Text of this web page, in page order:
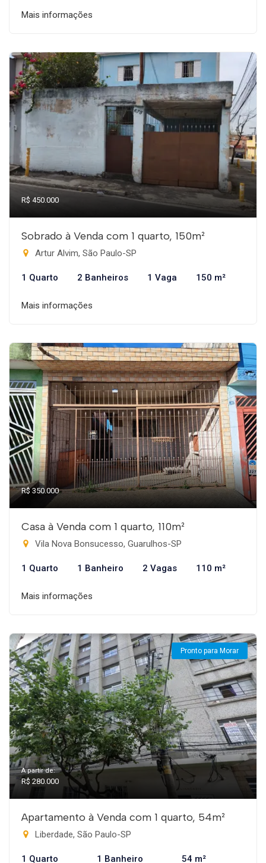
Mais informações
R$ 450.000
Sobrado à Venda com 1 quarto, 150m²
Artur Alvim, São Paulo-SP
1 Quarto 2 Banheiros 1 Vaga 150 m²
Mais informações
R$ 350.000
Casa à Venda com 1 quarto, 110m²
Vila Nova Bonsucesso, Guarulhos-SP
1 Quarto 1 Banheiro 2 Vagas 110 m²
Mais informações
Pronto para Morar
A partir de:
R$ 280.000
Apartamento à Venda com 1 quarto, 54m²
Liberdade, São Paulo-SP
1 Quarto 1 Banheiro 54 m²